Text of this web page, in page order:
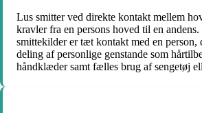
Lus smitter ved direkte kontakt mellem
kravler fra en persons hoved til en
smittekilder er tæt kontakt med en person,
deling af personlige genstande som
håndklæder samt fælles brug af sengetøj